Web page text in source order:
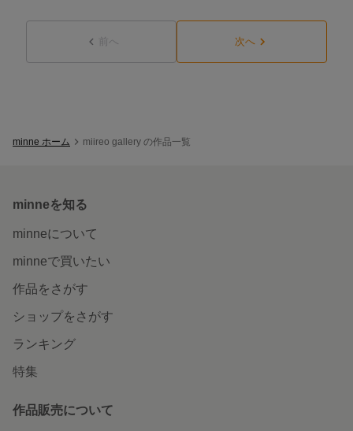
前へ 次へ
minne ホーム miireo gallery の作品一覧
minneを知る
minneについて
minneで買いたい
作品をさがす
ショップをさがす
ランキング
特集
作品販売について